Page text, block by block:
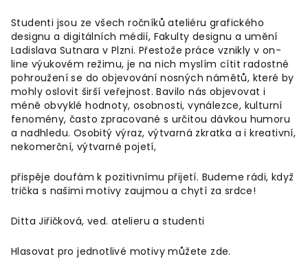
Studenti jsou ze všech ročníků ateliéru grafického
designu a digitálních médií, Fakulty designu a umění
Ladislava Sutnara v Plzni. Přestože práce vznikly v on-
line výukovém režimu, je na nich myslím cítit radostné
pohroužení se do objevování nosných námětů, které by
mohly oslovit širší veřejnost. Bavilo nás objevovat i
méně obvyklé hodnoty, osobnosti, vynálezce, kulturní
fenomény, často zpracované s určitou dávkou humoru
a nadhledu. Osobitý výraz, výtvarná zkratka a i kreativní,
nekomerční, výtvarné pojetí,
přispěje doufám k pozitivnímu přijetí. Budeme rádi, když
trička s našimi motivy zaujmou a chytí za srdce!
Ditta Jiřičková, ved. atelieru a studenti
Hlasovat pro jednotlivé motivy můžete zde.